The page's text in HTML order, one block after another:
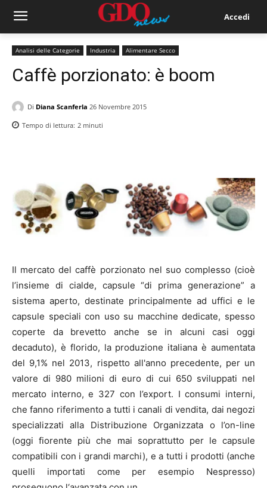
Accedi
Analisi delle Categorie Industria Alimentare Secco
Caffè porzionato: è boom
Di Diana Scanferla 26 Novembre 2015
Tempo di lettura: 2 minuti
Il mercato del caffè porzionato nel suo complesso (cioè
l’insieme di cialde, capsule “di prima generazione” a
sistema aperto, destinate principalmente ad uffici e le
capsule speciali con uso su macchine dedicate, spesso
coperte da brevetto anche se in alcuni casi oggi
decaduto), è florido, la produzione italiana è aumentata
del 9,1% nel 2013, rispetto all'anno precedente, per un
valore di 980 milioni di euro di cui 650 sviluppati nel
mercato interno, e 327 con l’export. I consumi interni,
che fanno riferimento a tutti i canali di vendita, dai negozi
specializzati alla Distribuzione Organizzata o l’on-line
(oggi fiorente più che mai soprattutto per le capsule
compatibili con i grandi marchi), e a tutti i prodotti (anche
quelli importati come per esempio Nespresso)